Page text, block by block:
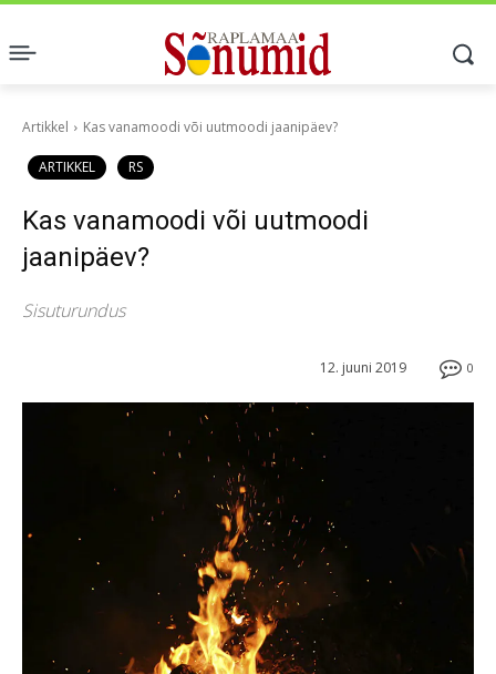
Artikkel Kas vanamoodi või uutmoodi jaanipäev?
ARTIKKEL RS
Kas vanamoodi või uutmoodi
jaanipäev?
Sisuturundus
0
12. juuni 2019